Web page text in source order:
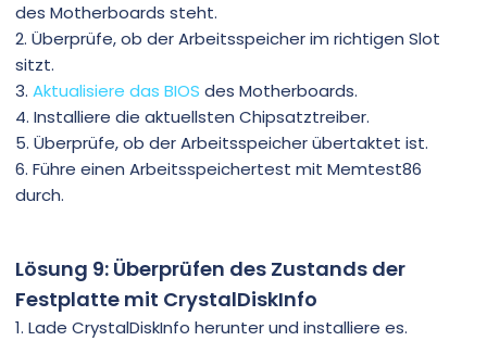
des Motherboards steht.
2. Überprüfe, ob der Arbeitsspeicher im richtigen Slot
sitzt.
3. Aktualisiere das BIOS des Motherboards.
4. Installiere die aktuellsten Chipsatztreiber.
5. Überprüfe, ob der Arbeitsspeicher übertaktet ist.
6. Führe einen Arbeitsspeichertest mit Memtest86
durch.
Lösung 9: Überprüfen des Zustands der
Festplatte mit CrystalDiskInfo
1. Lade CrystalDiskInfo herunter und installiere es.